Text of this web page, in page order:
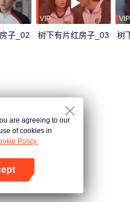
子_02
VIP
树下有片红房子_03
VIP
树
are agreeing to our
of cookies in
Policy.